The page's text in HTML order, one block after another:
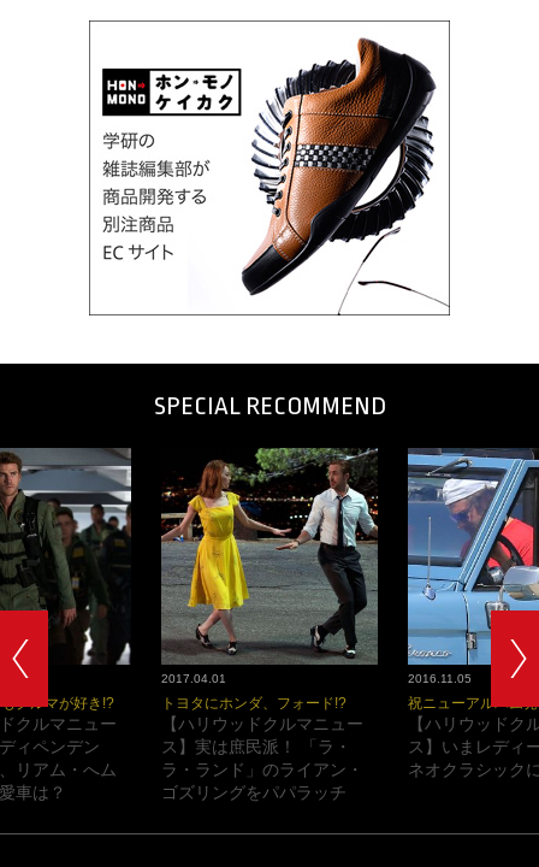
SPECIAL RECOMMEND
2017.04.01
トヨタにホンダ、フォード!?
【ハリウッドクルマニュー
ス】実は庶民派！ 「ラ・
ラ・ランド」のライアン・
ゴズリングをパパラッチ
2016.11.05
祝ニューアルバム
【ハリウッドク
ス】いまレディ
ネオクラシック
クルマが好き!?
クルマニュー
ィペンデン
リアム・へム
車は？